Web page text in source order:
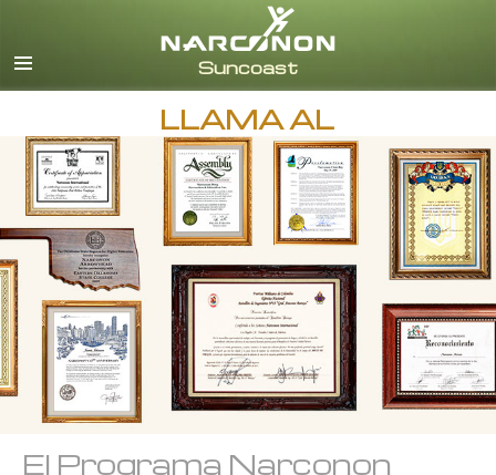
LLAMA AL
El Programa Narconon